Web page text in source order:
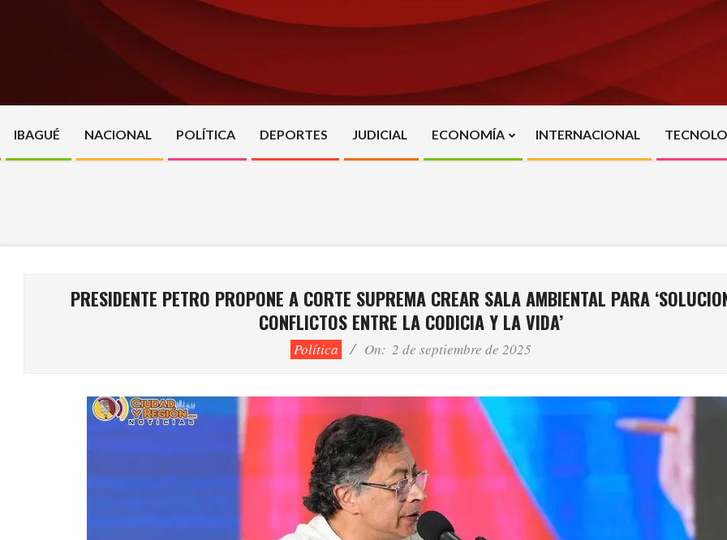
Primary
Navigation
IBAGUÉ NACIONAL POLÍTICA DEPORTES JUDICIAL ECONOMÍA INTERNACIONAL
PRESIDENTE PETRO PROPONE A CORTE SUPREMA CREAR SALA AMBIENTAL PARA
CONFLICTOS ENTRE LA CODICIA Y LA VIDA’
Política On: 2 de septiembre de 2025